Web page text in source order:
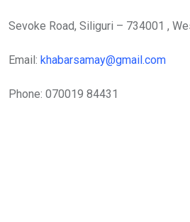
Sevoke Road, Siliguri – 734001 ,
Email: khabarsamay@gmail.com
Phone: 070019 84431